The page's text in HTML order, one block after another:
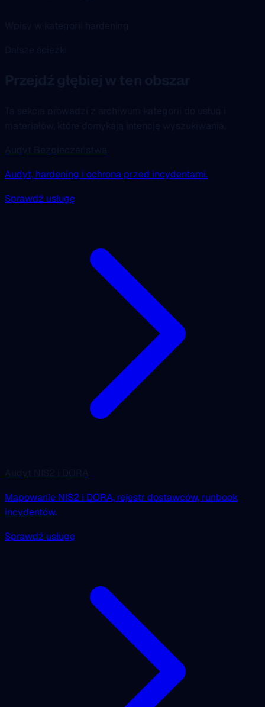
Audyt, hardening i ochrona przed incydentami.
Sprawdź usługę
Mapowanie NIS2 i DORA, rejestr dostawców, runbook
incydentów.
Sprawdź usługę